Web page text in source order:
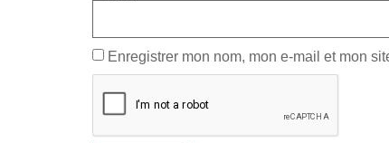
Enregistrer mon nom, mon e-mail et mon